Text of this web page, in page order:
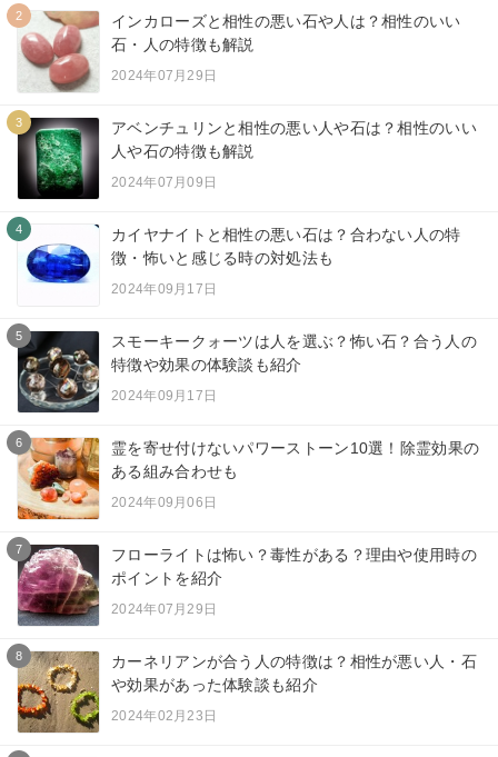
2
インカローズと相性の悪い石や人は？相性のいい
石・人の特徴も解説
2024年07月29日
3
アベンチュリンと相性の悪い人や石は？相性のいい
人や石の特徴も解説
2024年07月09日
4
カイヤナイトと相性の悪い石は？合わない人の特
徴・怖いと感じる時の対処法も
2024年09月17日
5
スモーキークォーツは人を選ぶ？怖い石？合う人の
特徴や効果の体験談も紹介
2024年09月17日
6
霊を寄せ付けないパワーストーン10選！除霊効果の
ある組み合わせも
2024年09月06日
7
フローライトは怖い？毒性がある？理由や使用時の
ポイントを紹介
2024年07月29日
8
カーネリアンが合う人の特徴は？相性が悪い人・石
や効果があった体験談も紹介
2024年02月23日